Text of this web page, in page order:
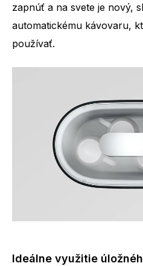
zapnúť a na svete je nový,
automatickému kávovaru,
používať.
Ideálne využitie